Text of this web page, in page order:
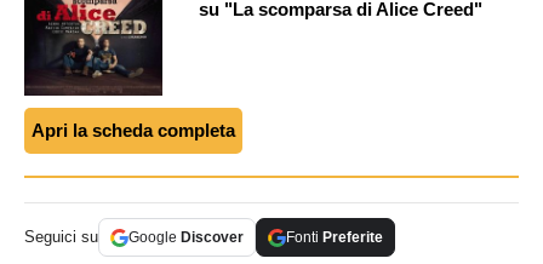
su "La scomparsa di Alice Creed"
Apri la scheda completa
Seguici su Google Discover Fonti Preferite